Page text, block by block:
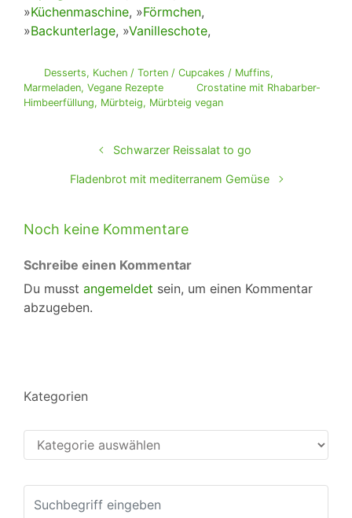
»Küchenmaschine, »Förmchen,
»Backunterlage, »Vanilleschote,
Desserts, Kuchen / Torten / Cupcakes / Muffins,
Marmeladen, Vegane Rezepte
Crostatine mit Rhabarber-
Himbeerfüllung, Mürbteig, Mürbteig vegan
Schwarzer Reissalat to go
Fladenbrot mit mediterranem Gemüse
Noch keine Kommentare
Schreibe einen Kommentar
Du musst angemeldet sein, um einen Kommentar
abzugeben.
Kategorien
Kategorien